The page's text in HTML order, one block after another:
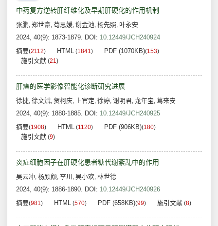
中药复方逆转肝纤维化及早期肝硬化的作用机制
张鹏, 郑世豪, 苟思媛, 谢金池, 杨先照, 叶永安
2024, 40(9): 1873-1879. DOI: 10.12449/JCH240924
摘要(2112) HTML (1841) PDF (1070KB)(153)
施引文献 (21)
肝癌的医学影像智能化诊断研究进展
徐捷, 徐文斌, 贺柯庆, 上官定, 徐婷, 谢明君, 龙年宝, 葛来安
2024, 40(9): 1880-1885. DOI: 10.12449/JCH240925
摘要(1908) HTML (1120) PDF (906KB)(180)
施引文献 (9)
炎症细胞因子在肝硬化患者糖代谢紊乱中的作用
吴云冲, 杨颜颜, 李川 , 吴小欢, 林世德
2024, 40(9): 1886-1890. DOI: 10.12449/JCH240926
摘要(981) HTML (570) PDF (658KB)(99) 施引文献 (8)